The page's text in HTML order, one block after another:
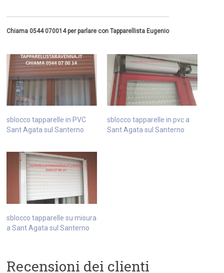
Chiama 0544 070014 per parlare con Tapparellista Eugenio
sblocco tapparelle in PVC
Sant Agata sul Santerno
sblocco tapparelle in pvc a
Sant Agata sul Santerno
sblocco tapparelle su misura
a Sant Agata sul Santerno
Recensioni dei clienti